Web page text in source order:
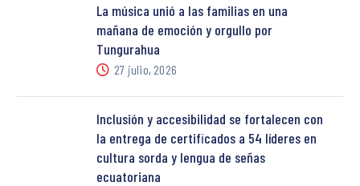
La música unió a las familias en una
mañana de emoción y orgullo por
Tungurahua
27 julio, 2026
Inclusión y accesibilidad se fortalecen con
la entrega de certificados a 54 líderes en
cultura sorda y lengua de señas
ecuatoriana